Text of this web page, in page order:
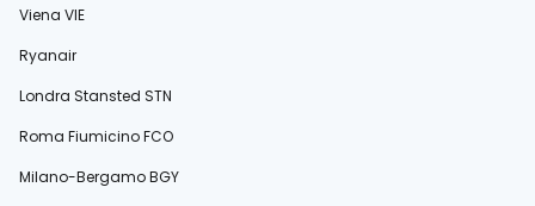
Viena VIE
Ryanair
Londra Stansted STN
Roma Fiumicino FCO
Milano-Bergamo BGY